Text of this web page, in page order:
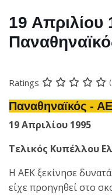
19 Απριλίου
Ratings
Παναθηναϊκός -
19 Απριλίου 1995
Τελικός Κυπέλλου
Η ΑΕΚ ξεκίνησε
είχε προηγηθεί στο